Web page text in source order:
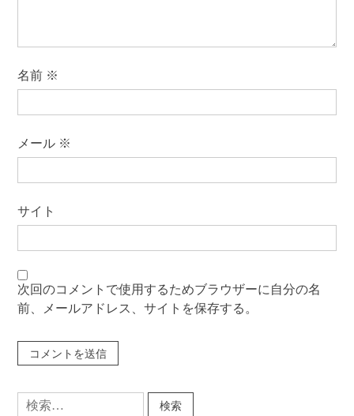
名前 ※
メール ※
サイト
次回のコメントで使用するためブラウザーに自分の名
前、メールアドレス、サイトを保存する。
検
索: